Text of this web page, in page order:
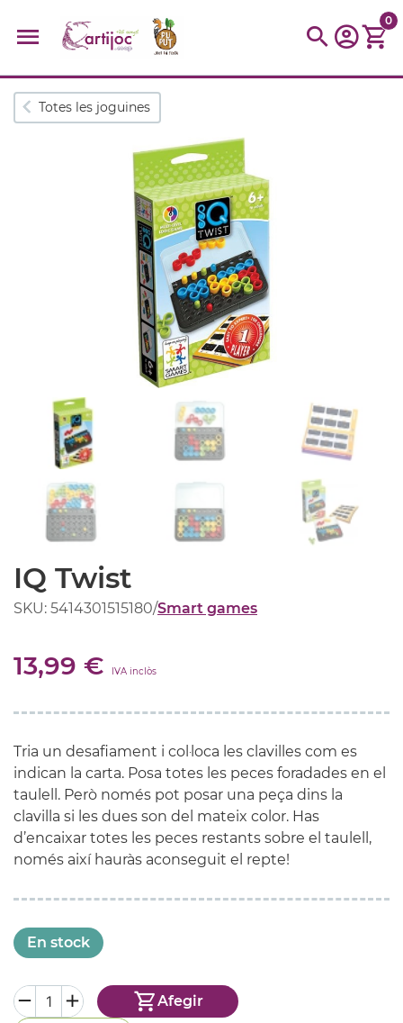
Cerques populars
trencaclosques baldufa
parquing tinkering kit
0
Totes les joguines
IQ Twist
SKU: 5414301515180/Smart games
13,99 € IVA inclòs
Tria un desafiament i col·loca les clavilles com es
indican la carta. Posa totes les peces foradades en el
taulell. Però només pot posar una peça dins la
clavilla si les dues son del mateix color. Has
d’encaixar totes les peces restants sobre el taulell,
només així hauràs aconseguit el repte!
En stock
Afegir